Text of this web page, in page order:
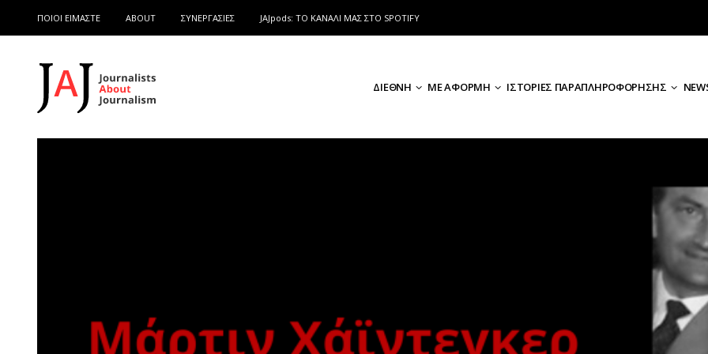
ΠΟΙΟΙ ΕΙΜΑΣΤΕ ABOUT ΣΥΝΕΡΓΑΣΙΕΣ JAJpods: TO ΚΑΝΑΛΙ ΜΑΣ ΣΤΟ SPOTIFY
ΔΙΕΘΝΗ ΜΕ ΑΦΟΡΜΗ ΙΣΤΟΡΙΕΣ ΠΑΡΑΠΛΗΡΟΦΟΡΗΣΗΣ